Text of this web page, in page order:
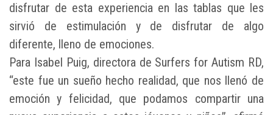
disfrutar de esta experiencia en las tablas que les
sirvió de estimulación y de disfrutar de algo
diferente, lleno de emociones.
Para Isabel Puig, directora de Surfers for Autism RD,
“este fue un sueño hecho realidad, que nos llenó de
emoción y felicidad, que podamos compartir una